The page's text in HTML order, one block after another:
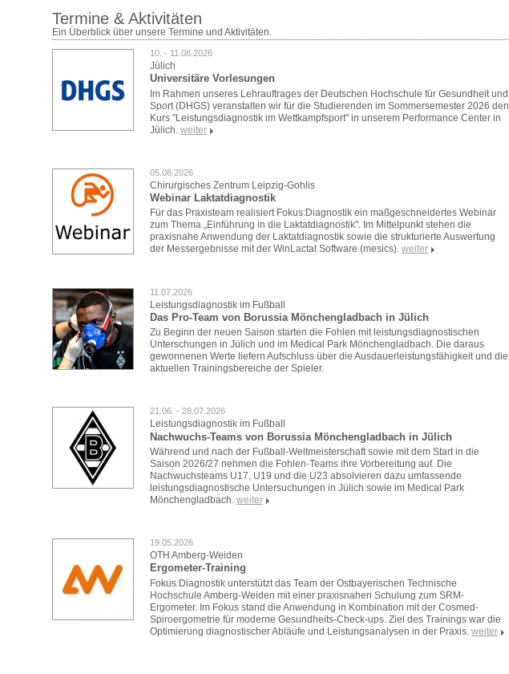
Termine & Aktivitäten
Ein Überblick über unsere Termine und Aktivitäten.
10. - 11.08.2026
Jülich
Universitäre Vorlesungen
Im Rahmen unseres Lehrauftrages der Deutschen Hochschule für Gesundheit und
Sport (DHGS) veranstalten wir für die Studierenden im Sommersemester 2026 den
Kurs "Leistungsdiagnostik im Wettkampfsport" in unserem Performance Center in
Jülich. weiter
05.08.2026
Chirurgisches Zentrum Leipzig-Gohlis
Webinar Laktatdiagnostik
Für das Praxisteam realisiert Fokus:Diagnostik ein maßgeschneidertes Webinar
zum Thema „Einführung in die Laktatdiagnostik". Im Mittelpunkt stehen die
praxisnahe Anwendung der Laktatdiagnostik sowie die strukturierte Auswertung
der Messergebnisse mit der WinLactat Software (mesics). weiter
11.07.2026
Leistungsdiagnostik im Fußball
Das Pro-Team von Borussia Mönchengladbach in Jülich
Zu Beginn der neuen Saison starten die Fohlen mit leistungsdiagnostischen
Unterschungen in Jülich und im Medical Park Mönchengladbach. Die daraus
gewonnenen Werte liefern Aufschluss über die Ausdauerleistungsfähigkeit und die
aktuellen Trainingsbereiche der Spieler.
21.06. - 28.07.2026
Leistungsdiagnostik im Fußball
Nachwuchs-Teams von Borussia Mönchengladbach in Jülich
Während und nach der Fußball-Weltmeisterschaft sowie mit dem Start in die
Saison 2026/27 nehmen die Fohlen-Teams ihre Vorbereitung auf. Die
Nachwuchsteams U17, U19 und die U23 absolvieren dazu umfassende
leistungsdiagnostische Untersuchungen in Jülich sowie im Medical Park
Mönchengladbach. weiter
19.05.2026
OTH Amberg-Weiden
Ergometer-Training
Fokus:Diagnostik unterstützt das Team der Ostbayerischen Technische
Hochschule Amberg-Weiden mit einer praxisnahen Schulung zum SRM-
Ergometer. Im Fokus stand die Anwendung in Kombination mit der Cosmed-
Spiroergometrie für moderne Gesundheits-Check-ups. Ziel des Trainings war die
Optimierung diagnostischer Abläufe und Leistungsanalysen in der Praxis. weiter